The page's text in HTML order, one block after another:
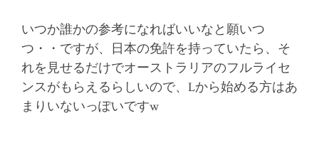
いつか誰かの参考になればいいなと願いつ
つ・・ですが、日本の免許を持っていたら、そ
れを見せるだけでオーストラリアのフルライセ
ンスがもらえるらしいので、Lから始める方はあ
まりいないっぽいですw